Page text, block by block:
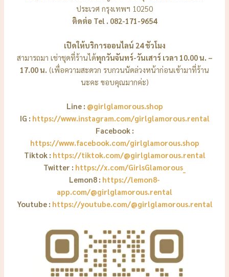
ประเวศ กรุงเทพฯ 10250
ติดต่อ Tel . 082-171-9654
เปิดให้บริการออนไลน์ 24 ชัวโมง
สามารถมา เช่าชุดที่ร้านได้ทุกวันจันทร์-วันเสาร์ เวลา 10.00 น. –
17.00 น. (เพื่อความสะดวก รบกวนนัดล่วงหน้าก่อนเข้ามาที่ร้าน
นะคะ ขอบคุณมากค่ะ)
Line : @girlglamorous.shop
IG : https://www.instagram.com/girlglamorous.rental
Facebook :
https://www.facebook.com/girlglamorous.shop
Tiktok : https://tiktok.com/@girlglamorous.rental
Twitter : https://x.com/GirlsGlamorous_
Lemon8 : https://lemon8-
app.com/@girlglamorous.rental
Youtube : https://youtube.com/@girlglamorous.rental